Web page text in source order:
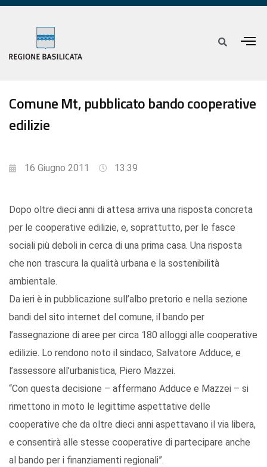
Comune Mt, pubblicato bando cooperative
edilizie
16 Giugno 2011 13:39
Dopo oltre dieci anni di attesa arriva una risposta concreta
per le cooperative edilizie, e, soprattutto, per le fasce
sociali più deboli in cerca di una prima casa. Una risposta
che non trascura la qualità urbana e la sostenibilità
ambientale.
Da ieri è in pubblicazione sull’albo pretorio e nella sezione
bandi del sito internet del comune, il bando per
l’assegnazione di aree per circa 180 alloggi alle cooperative
edilizie. Lo rendono noto il sindaco, Salvatore Adduce, e
l’assessore all’urbanistica, Piero Mazzei.
“Con questa decisione – affermano Adduce e Mazzei – si
rimettono in moto le legittime aspettative delle
cooperative che da oltre dieci anni aspettavano il via libera,
e consentirà alle stesse cooperative di partecipare anche
al bando per i finanziamenti regionali”.